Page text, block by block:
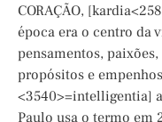
CORAÇÃO,
época era o centro da
pensamentos,
propósitos e
<3540>=intelligentia]
Paulo usa o termo em